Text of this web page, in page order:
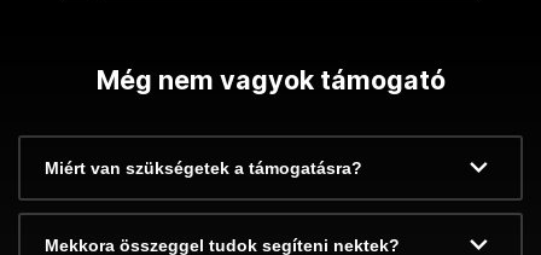
Még nem vagyok támogató
Miért van szükségetek a támogatásra?
Mekkora összeggel tudok segíteni nektek?